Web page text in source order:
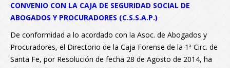
CONVENIO CON LA CAJA DE SEGURIDAD SOCIAL DE
ABOGADOS Y PROCURADORES (C.S.S.A.P.)
De conformidad a lo acordado con la Asoc. de Abogados y
Procuradores, el Directorio de la Caja Forense de la 1ª Circ. de
Santa Fe, por Resolución de fecha 28 de Agosto de 2014, ha